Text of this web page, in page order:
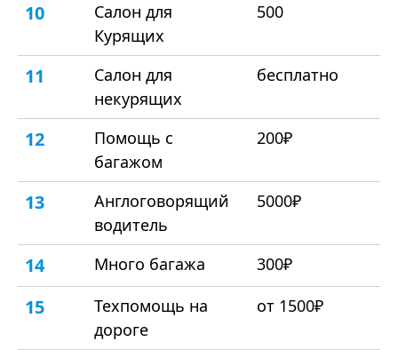
10
Салон для
Курящих
500
11
Салон для
некурящих
бесплатно
12
Помощь с
багажом
200₽
13
Англоговорящий
водитель
5000₽
14 Много багажа 300₽
15
Техпомощь на
дороге
от 1500₽